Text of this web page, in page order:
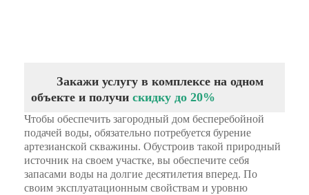
Закажи услугу в комплексе на одном
объекте и получи скидку до 20%
Чтобы обеспечить загородный дом бесперебойной
подачей воды, обязательно потребуется бурение
артезианской скважины. Обустроив такой природный
источник на своем участке, вы обеспечите себя
запасами воды на долгие десятилетия вперед. По
своим эксплуатационным свойствам и уровню